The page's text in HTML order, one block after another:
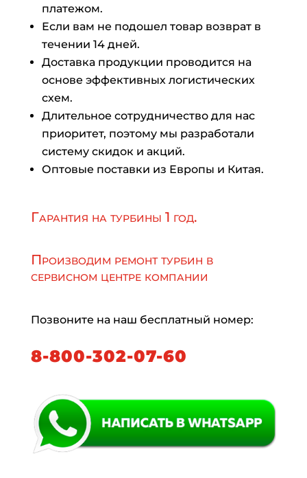
платежом.
Если вам не подошел товар возврат в
течении 14 дней.
Доставка продукции проводится на
основе эффективных логистических
схем.
Длительное сотрудничество для нас
приоритет, поэтому мы разработали
систему скидок и акций.
Оптовые поставки из Европы и Китая.
Гарантия на турбины 1 год.
Производим ремонт турбин в
сервисном центре компании
Позвоните на наш бесплатный номер:
8-800-302-07-60